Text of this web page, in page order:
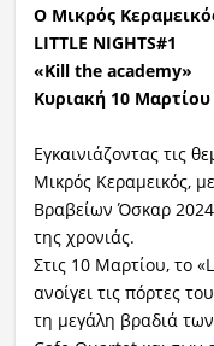
Ο Μικρός
LITTLE NIGHTS#1
«Kill the academy»
Κυριακή 10 Μαρτίου
Εγκαινιάζοντας τις
Μικρός Κεραμεικός,
Βραβείων Όσκαρ
της χρονιάς.
Στις 10 Μαρτίου, το
ανοίγει τις πόρτες
τη μεγάλη βραδιά